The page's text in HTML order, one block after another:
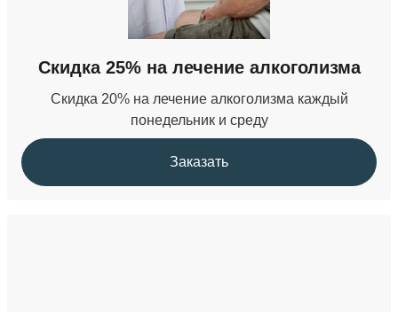
Кодирование от наркомании
от 22 000 ₽
Скидка 25% на лечение алкоголизма
Скидка 20% на лечение алкоголизма каждый
понедельник и среду
Заказать